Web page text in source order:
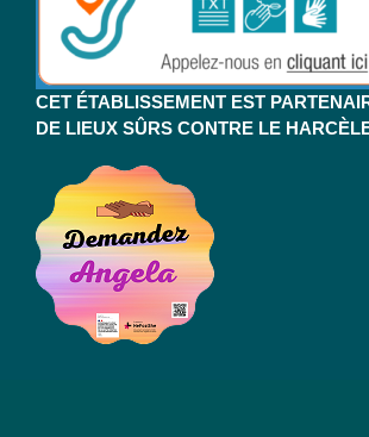
CET ÉTABLISSEMENT EST
DE LIEUX SÛRS CONTRE LE